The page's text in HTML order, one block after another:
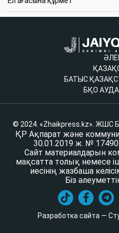
БАТЫС
БҚО
© 2024. «Zhaikpress.kz». ЖШС
ҚР Ақпарат және
30.01.2019 ж. № 17490-
Сайт материалдарын
мақсатта толық немесе
иесінің жазбаша
Біз
Разработка сайта —